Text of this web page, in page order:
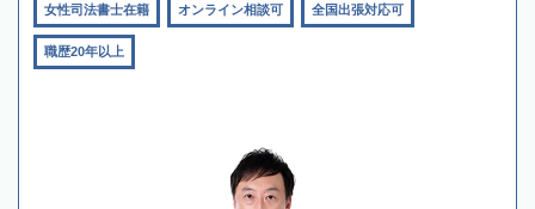
女性司法書士在籍 オンライン相談可 全国出張対応可
職歴20年以上